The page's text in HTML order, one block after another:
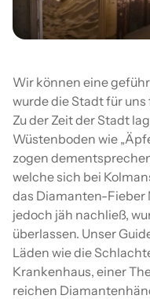
Wir können eine
wurde die Stadt für
Zu der Zeit der Stadt
Wüstenboden wie
zogen
welche sich bei
das Diamanten-Fieber
jedoch jäh nachließ,
überlassen. Unser
Läden wie die
Krankenhaus, einer
reichen